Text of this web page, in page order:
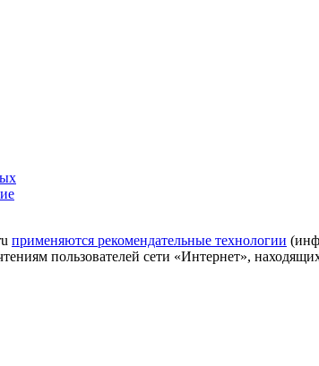
применяются рекомендательные технологии
пользователей сети «Интернет»,